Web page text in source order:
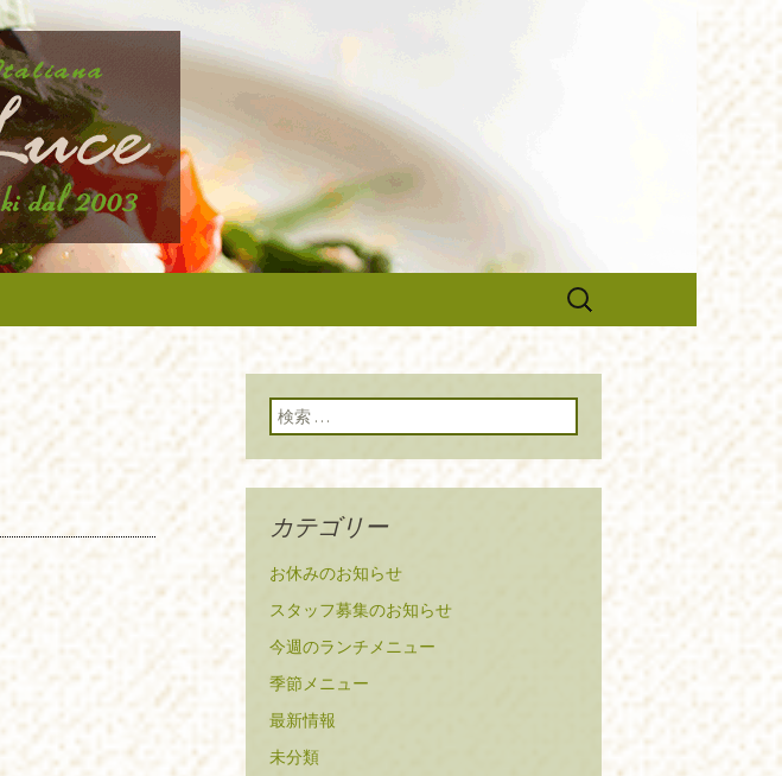
ラ・ルーチェ』の
ラ・ルーチェ』のブログです。旬の食材の入荷情
アルバイトさんや調理スタッフの求人情報まで幅
検
検索:
カテゴリー
お休みのお知らせ
スタッフ募集のお知らせ
今週のランチメニュー
季節メニュー
最新情報
未分類